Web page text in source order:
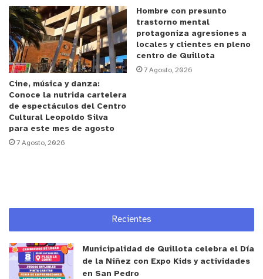
Concurrió la Brigada de Homicidios junto al médico
de la Policía de Investigaciones, Servicio Médico
Legal, funcionarios de carabineros y se realizaron
las diligencias para esclarecer los hechos. Hasta
el momento la policía se encuentra indagando lo
sucedido”.
y tú, ¿qué opinas?
Cine, música y danza:
Conoce la nutrida cartelera
de espectáculos del Centro
Cultural Leopoldo Silva
para este mes de agosto
7 Agosto, 2026
Hombre con presunto
trastorno mental
protagoniza agresiones a
locales y clientes en pleno
centro de Quillota
7 Agosto, 2026
Recientes
Municipalidad de Quillota celebra el Día
de la Niñez con Expo Kids y actividades
en San Pedro